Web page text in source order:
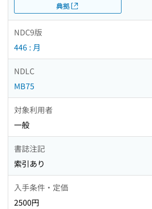
典拠
NDC9版
446 : 月
NDLC
MB75
対象利用者
一般
書誌注記
索引あり
入手条件・定価
2500円